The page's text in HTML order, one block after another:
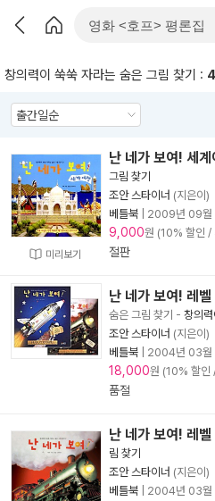
창의력이 쑥쑥 자라는 숨은 그림 찾기 : 4
미리보기
난 네가 보여! 세계
그림 찾기
조안 스타이너 (지은이)
베틀북
2009년 09월
9,000원 (10% 할인
절판
난 네가 보여! 레
숨은 그림 찾기 - 창의
조안 스타이너 (지은이)
베틀북
2004년 03월
18,000원 (10% 할인
품절
난 네가 보여! 레
림 찾기
조안 스타이너 (지은이)
베틀북
2004년 03월